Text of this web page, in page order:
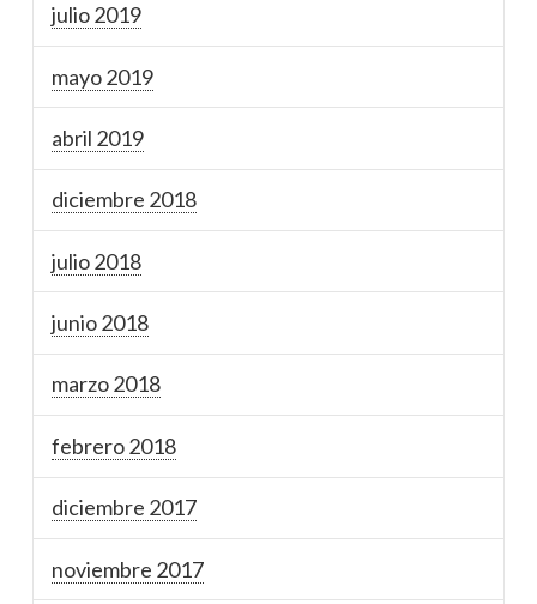
julio 2019
mayo 2019
abril 2019
diciembre 2018
julio 2018
junio 2018
marzo 2018
febrero 2018
diciembre 2017
noviembre 2017